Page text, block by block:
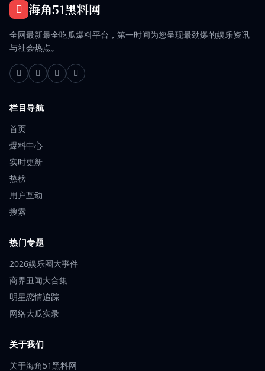
海角51黑料网
全网最新最全吃瓜爆料平台，第一时间为您呈现最劲爆的娱乐资讯
与社会热点。
栏目导航
首页
爆料中心
实时更新
热榜
用户互动
搜索
热门专题
2026娱乐圈大事件
商界丑闻大合集
明星恋情追踪
网络大瓜实录
关于我们
关于海角51黑料网